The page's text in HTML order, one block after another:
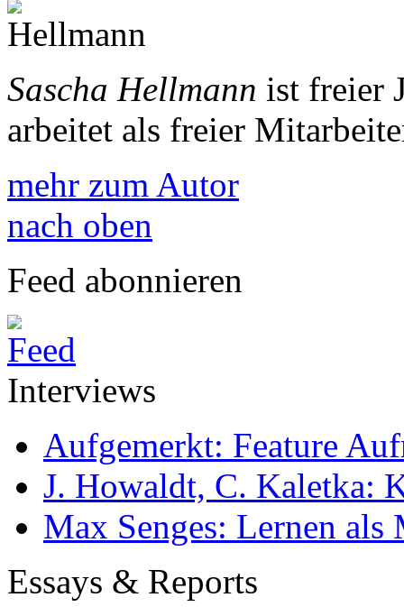
Sascha Hellmann ist freier
arbeitet als freier
mehr zum Autor
nach oben
Feed abonnieren
Interviews
Aufgemerkt: Feature
J. Howaldt, C. Kaletka:
Max Senges: Lernen als
Essays & Reports